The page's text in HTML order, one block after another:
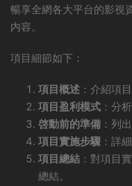
暢享全網各大平台的影視
内容。
項目細節如下：
項目概述 ：介紹項
項目盈利模式 ：分
啓動前的準備 ：列
項目實施步驟 ：詳
項目總結 ：對項目
總結。